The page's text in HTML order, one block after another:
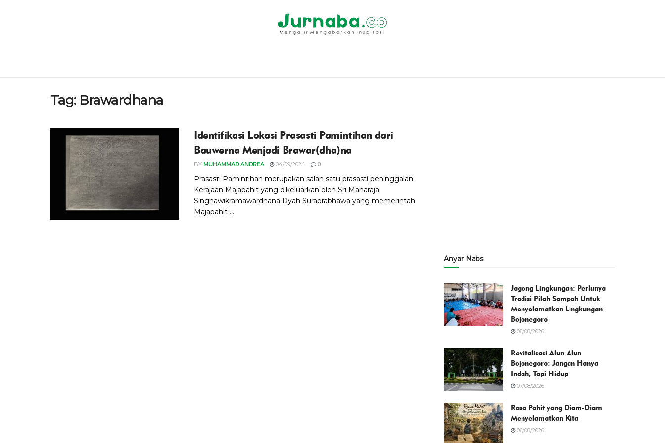
Tag: Brawardhana
Identifikasi Lokasi Prasasti Pamintihan dari
Bauwerna Menjadi Brawar(dha)na
BY MUHAMMAD ANDREA 04/09/2024 0
Prasasti Pamintihan merupakan salah satu prasasti peninggalan
Kerajaan Majapahit yang dikeluarkan oleh Sri Maharaja
Singhawikramawardhana Dyah Suraprabhawa yang memerintah
Majapahit ...
Anyar Nabs
Jagong Lingkungan: Perlunya
Tradisi Pilah Sampah Untuk
Menyelamatkan Lingkungan
Bojonegoro
08/08/2026
Revitalisasi Alun-Alun
Bojonegoro: Jangan Hanya
Indah, Tapi Hidup
07/08/2026
Rasa Pahit yang Diam-Diam
Menyelamatkan Kita
06/08/2026